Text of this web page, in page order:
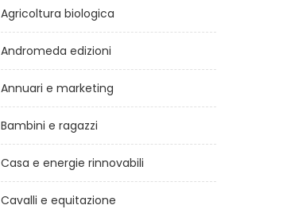
Agricoltura biologica
Andromeda edizioni
Annuari e marketing
Bambini e ragazzi
Casa e energie rinnovabili
Cavalli e equitazione